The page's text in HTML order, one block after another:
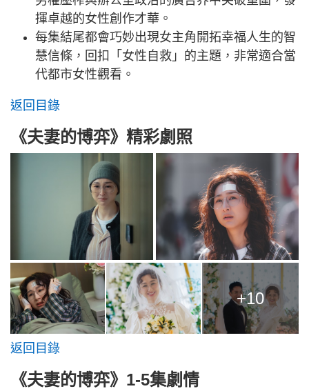
揮卓越的女性創作才華。
每集結尾都會巧妙出現女主角開拓幸福人生的智
慧信條，回扣「女性自救」的主題，非常適合當
代都市女性觀看。
返回目錄
《夫妻的博弈》精彩劇照
+10
返回目錄
《夫妻的博弈》1-5集劇情